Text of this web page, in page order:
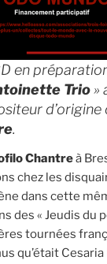
Daniel
Marx »
en
Trio»
.
Chantreà
chez les
dans cette
des « Jeudis du
tournées
qu’était Cesaria